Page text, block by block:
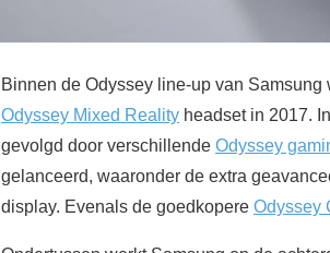
Binnen de Odyssey line-up van
Odyssey Mixed Reality headset in 2017.
gevolgd door verschillende Odyssey
gelanceerd, waaronder de extra
display. Evenals de goedkopere Odyssey